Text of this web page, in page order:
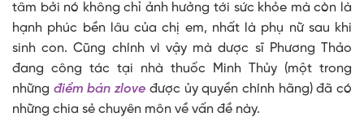
tâm bởi nó không chỉ ảnh hưởng tới sức khỏe mà còn là
hạnh phúc bền lâu của chị em, nhất là phụ nữ sau khi
sinh con. Cũng chính vì vậy mà dược sĩ Phương Thảo
đang công tác tại nhà thuốc Minh Thủy (một trong
những điểm bán zlove được ủy quyền chính hãng) đã có
những chia sẻ chuyên môn về vấn đề này.